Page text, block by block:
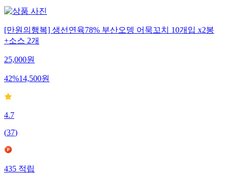
[만원의행복] 생선연육78% 부산오뎅 어묵꼬치 10개입 x2봉
+소스 2개
25,000원
42%14,500원
4.7
(37)
435 적립